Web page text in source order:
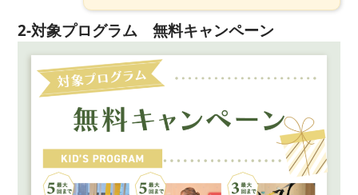
2-対象プログラム 無料キャンペーン